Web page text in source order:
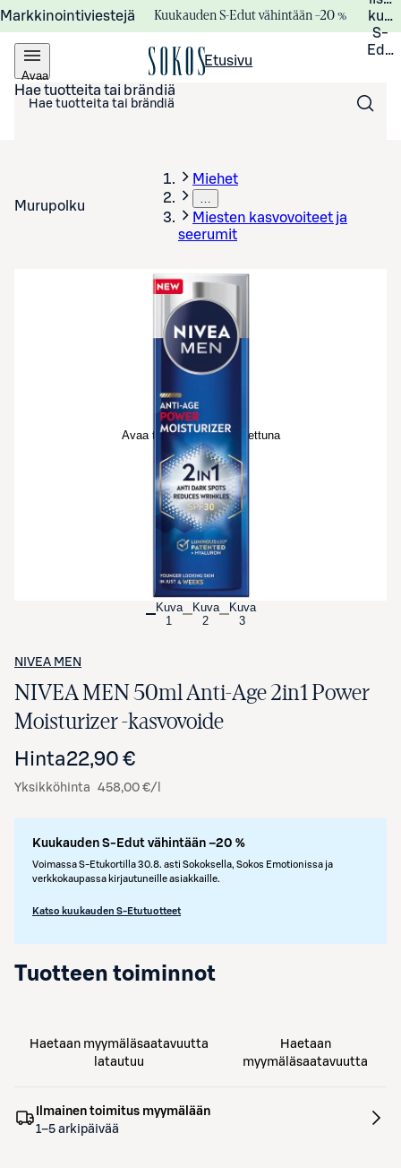
Markkinointiviestejä Kuukauden S-Edut vähintään –20 %
S-
Avaa
valikko
Etusivu
Hae tuotteita tai brändiä
Murupolku
Miehet
…
Miesten kasvovoiteet ja
seerumit
Avaa tuotekuva suurennettuna
Kuva
1
Kuva
2
Kuva
3
NIVEA MEN
NIVEA MEN 50ml Anti-Age 2in1 Power
Moisturizer -kasvovoide
Hinta22,90 €
Yksikköhinta 458,00 €/l
Kuukauden S-Edut vähintään –20 %
Voimassa S-Etukortilla 30.8. asti Sokoksella, Sokos Emotionissa ja
verkkokaupassa kirjautuneille asiakkaille.
Katso kuukauden S-Etutuotteet
Tuotteen toiminnot
Haetaan myymäläsaatavuutta
latautuu
Haetaan
myymäläsaatavuutta
Ilmainen toimitus myymälään
1–5 arkipäivää